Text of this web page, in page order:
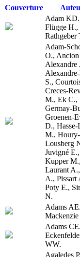
Couverture
Adam
Flügge H.,
Rathgeber
Adam-
O., Ancion
Alexandre
S.,
Creces-
M., Ek C.,
Germay-
Groenen-
D., Hasse-
M., Houry-
Lousberg
Juvigné E.,
Kupper M.,
Laurant
A., Pissart
Poty E.,
N.
Adams
Mackenzie
Adams
WW.
Agaledes